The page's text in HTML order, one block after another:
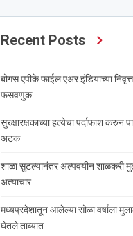
Recent Posts
बोगस एपीके फाईल एअर इंडियाच्या निवृत्त
फसवणुक
सुरक्षारक्षकाच्या हत्येचा पर्दाफाश करुन
अटक
शाळा सुटल्यानंतर अल्पवयीन शाळकरी
अत्याचार
मध्यप्रदेशातून आलेल्या सोळा वर्षाला
घेतले ताब्यात